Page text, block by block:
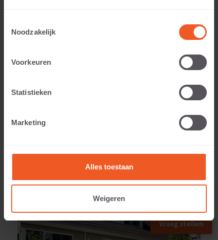
Noodzakelijk
Voorkeuren
Statistieken
Marketing
Alles toestaan
Weigeren
TOEGEPAST IN
Vraag stellen